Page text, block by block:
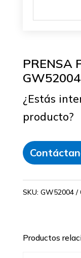
PRENSA
¿Estás
producto?
SKU: GW52004
Productos